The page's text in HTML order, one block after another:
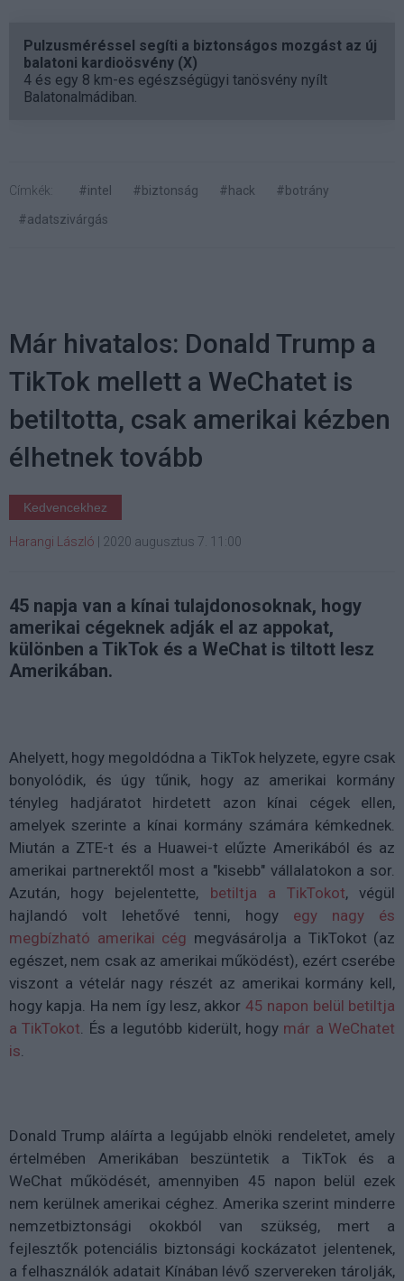
Pulzusméréssel segíti a biztonságos mozgást az új
balatoni kardioösvény (X)
4 és egy 8 km-es egészségügyi tanösvény nyílt
Balatonalmádiban.
Címkék: #intel #biztonság #hack
#botrány
#adatszivárgás
Már hivatalos: Donald Trump a
TikTok mellett a WeChatet is
betiltotta, csak amerikai kézben
élhetnek tovább
Kedvencekhez
Harangi László 2020 augusztus 7. 11:00
45 napja van a kínai tulajdonosoknak, hogy
amerikai cégeknek adják el az appokat,
különben a TikTok és a WeChat is tiltott lesz
Amerikában.
Ahelyett, hogy megoldódna a TikTok helyzete, egyre csak
bonyolódik, és úgy tűnik, hogy az amerikai kormány
tényleg hadjáratot hirdetett azon kínai cégek ellen,
amelyek szerinte a kínai kormány számára kémkednek.
Miután a ZTE-t és a Huawei-t elűzte Amerikából és az
amerikai partnerektől most a "kisebb" vállalatokon a sor.
Azután, hogy bejelentette, betiltja a TikTokot, végül
hajlandó volt lehetővé tenni, hogy egy nagy és
megbízható amerikai cég megvásárolja a TikTokot (az
egészet, nem csak az amerikai működést), ezért cserébe
viszont a vételár nagy részét az amerikai kormány kell,
hogy kapja. Ha nem így lesz, akkor 45 napon belül betiltja
a TikTokot . És a legutóbb kiderült, hogy már a WeChatet
is
Donald Trump aláírta a legújabb elnöki rendeletet, amely
értelmében Amerikában beszüntetik a TikTok és a
WeChat működését, amennyiben 45 napon belül ezek
nem kerülnek amerikai céghez. Amerika szerint minderre
nemzetbiztonsági okokból van szükség, mert a
fejlesztők potenciális biztonsági kockázatot jelentenek,
a felhasználók adatait Kínában lévő szervereken tárolják,